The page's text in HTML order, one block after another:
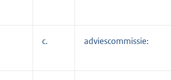
c. adviescommissie: